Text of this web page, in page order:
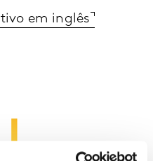
em inglês